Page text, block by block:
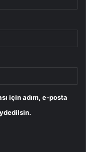
için adım, e-posta